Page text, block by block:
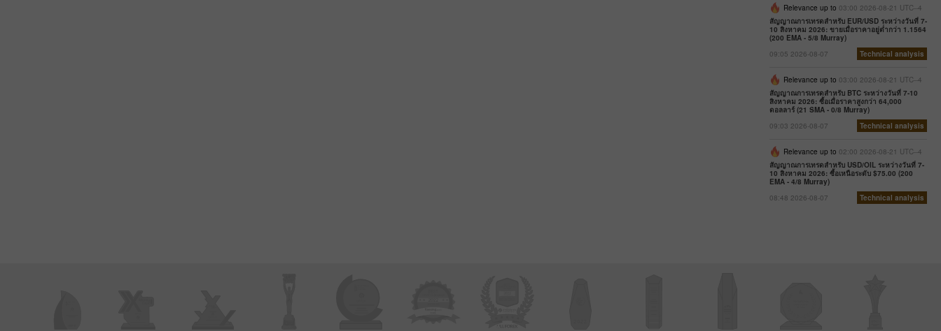
Relevance up to 03:00 2026-08-21 UTC--4
สัญญาณการเทรดสำหรับ EUR/USD ระหว่างวันที่ 7-
10 สิงหาคม 2026: ขายเมื่อราคาอยู่ต่ำกว่า 1.1564
(200 EMA - 5/8 Murray)
09:05 2026-08-07
Technical analysis
Relevance up to 03:00 2026-08-21 UTC--4
สัญญาณการเทรดสำหรับ BTC ระหว่างวันที่ 7-10
สิงหาคม 2026: ซื้อเมื่อราคาสูงกว่า 64,000
ดอลลาร์ (21 SMA - 0/8 Murray)
09:03 2026-08-07
Technical analysis
Relevance up to 02:00 2026-08-21 UTC--4
สัญญาณการเทรดสำหรับ USD/OIL ระหว่างวันที่ 7-
10 สิงหาคม 2026: ซื้อเหนือระดับ $75.00 (200
EMA - 4/8 Murray)
08:48 2026-08-07
Technical analysis